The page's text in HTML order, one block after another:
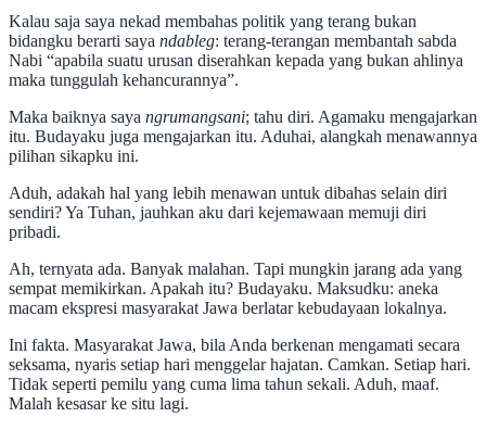
Kalau saja saya nekad membahas politik yang terang bukan
bidangku berarti saya ndableg: terang-terangan membantah sabda
Nabi “apabila suatu urusan diserahkan kepada yang bukan ahlinya
maka tunggulah kehancurannya”.
Maka baiknya saya ngrumangsani; tahu diri. Agamaku mengajarkan
itu. Budayaku juga mengajarkan itu. Aduhai, alangkah menawannya
pilihan sikapku ini.
Aduh, adakah hal yang lebih menawan untuk dibahas selain diri
sendiri? Ya Tuhan, jauhkan aku dari kejemawaan memuji diri
pribadi.
Ah, ternyata ada. Banyak malahan. Tapi mungkin jarang ada yang
sempat memikirkan. Apakah itu? Budayaku. Maksudku: aneka
macam ekspresi masyarakat Jawa berlatar kebudayaan lokalnya.
Ini fakta. Masyarakat Jawa, bila Anda berkenan mengamati secara
seksama, nyaris setiap hari menggelar hajatan. Camkan. Setiap hari.
Tidak seperti pemilu yang cuma lima tahun sekali. Aduh, maaf.
Malah kesasar ke situ lagi.